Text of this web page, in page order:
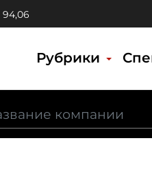
94,06
Рубрики